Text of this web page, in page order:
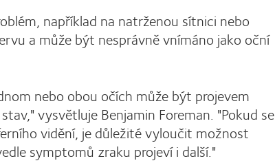
například na natrženou sítnici nebo
a může být nesprávně vnímáno jako oční
nebo obou očích může být projevem
vysvětluje Benjamin Foreman. "Pokud se
vidění, je důležité vyloučit možnost
symptomů zraku projeví i další."